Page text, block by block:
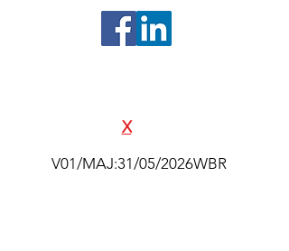
XALTAK
V01/MAJ:31/05/2026WBR